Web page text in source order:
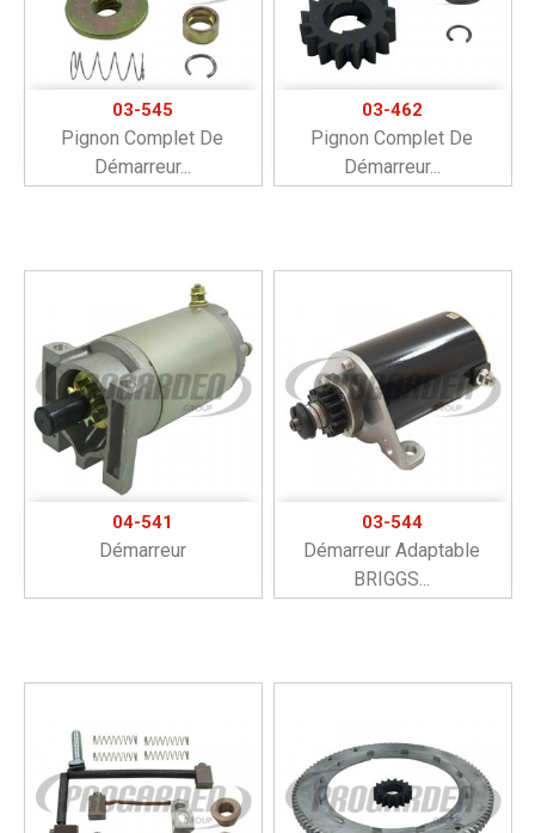
03-545
Pignon Complet De
Démarreur...
03-462
Pignon Complet De
Démarreur...
04-541
Démarreur
03-544
Démarreur Adaptable
BRIGGS...